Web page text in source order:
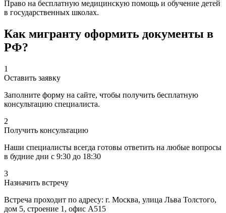
Право на бесплатную медицинскую помощь и обучение детей
в государственных школах.
Как мигранту оформить документы в
РФ?
1
Оставить заявку
Заполните форму на сайте, чтобы получить бесплатную
консультацию специалиста.
2
Получить консультацию
Наши специалисты всегда готовы ответить на любые вопросы
в будние дни с 9:30 до 18:30
3
Назначить встречу
Встреча проходит по адресу: г. Москва, улица Льва Толстого,
дом 5, строение 1, офис А515